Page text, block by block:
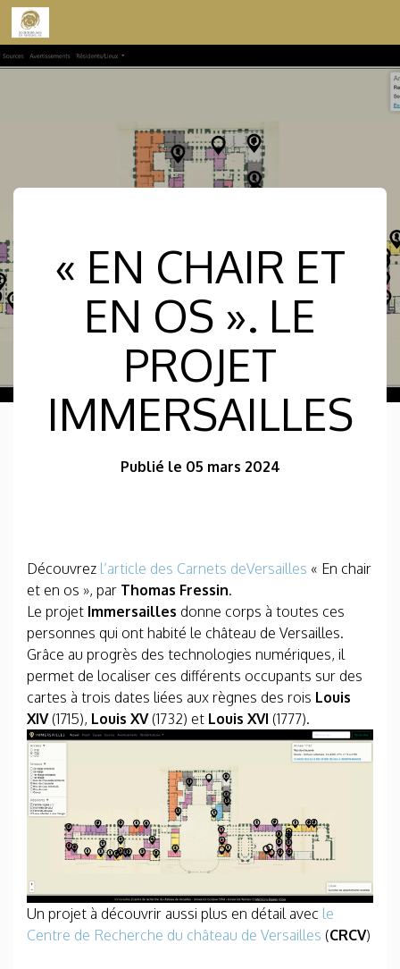
Skip to content
« EN CHAIR ET
EN OS ». LE
PROJET
IMMERSAILLES
Publié le 05 mars 2024
Découvrez l’article des Carnets deVersailles « En chair
et en os », par Thomas Fressin.
Le projet Immersailles donne corps à toutes ces
personnes qui ont habité le château de Versailles.
Grâce au progrès des technologies numériques, il
permet de localiser ces différents occupants sur des
cartes à trois dates liées aux règnes des rois Louis
XIV(1715), Louis XV (1732) et Louis XVI (1777).
Un projet à découvrir aussi plus en détail avec le
Centre de Recherche du château de Versailles (CRCV)